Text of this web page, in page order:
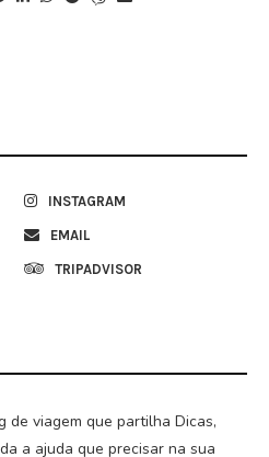
INSTAGRAM
EMAIL
TRIPADVISOR
de viagem que partilha Dicas,
a ajuda que precisar na sua